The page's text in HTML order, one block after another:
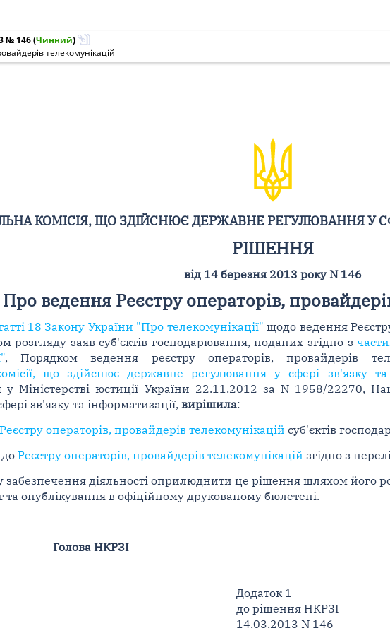
№ 146(Чинний)
телекомунікацій
КОМІСІЯ, ЩО ЗДІЙСНЮЄ ДЕРЖАВНЕ РЕГУЛЮВАННЯ У
РІШЕННЯ
від 14 березня 2013 року N 146
Про ведення Реєстру операторів,
18 Закону України "Про телекомунікації" щодо ведення
розгляду заяв суб'єктів господарювання, поданих згідно з
, Порядком ведення реєстру операторів, провайдерів
що здійснює державне регулювання у сфері зв'язку
у Міністерстві юстиції України 22.11.2012 за N 1958/22270,
зв'язку та інформатизації, вирішила:
Реєстру операторів, провайдерів телекомунікацій суб'єктів
Реєстру операторів, провайдерів телекомунікацій згідно з
забезпечення діяльності оприлюднити це рішення шляхом його
та опублікування в офіційному друкованому бюлетені.
Голова НКРЗІ
Додаток 1
до рішення НКРЗІ
14.03.2013 N 146